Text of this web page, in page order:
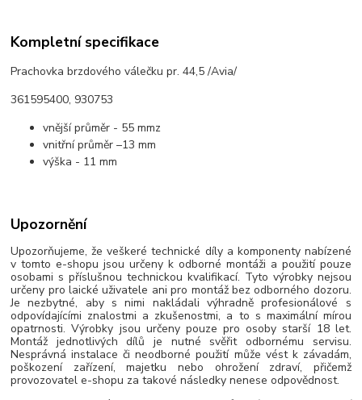
Kompletní specifikace
Prachovka brzdového válečku pr. 44,5 /Avia/
361595400, 930753
vnější průměr - 55 mmz
vnitřní průměr –13 mm
výška - 11 mm
Upozornění
Upozorňujeme, že veškeré technické díly a komponenty nabízené
v tomto e-shopu jsou určeny k odborné montáži a použití pouze
osobami s příslušnou technickou kvalifikací. Tyto výrobky nejsou
určeny pro laické uživatele ani pro montáž bez odborného dozoru.
Je nezbytné, aby s nimi nakládali výhradně profesionálové s
odpovídajícími znalostmi a zkušenostmi, a to s maximální mírou
opatrnosti. Výrobky jsou určeny pouze pro osoby starší 18 let.
Montáž jednotlivých dílů je nutné svěřit odbornému servisu.
Nesprávná instalace či neodborné použití může vést k závadám,
poškození zařízení, majetku nebo ohrožení zdraví, přičemž
provozovatel e-shopu za takové následky nenese odpovědnost.